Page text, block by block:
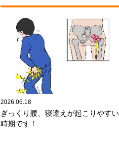
2026.06.18
ぎっくり腰、寝違えが起こりやすい
時期です！